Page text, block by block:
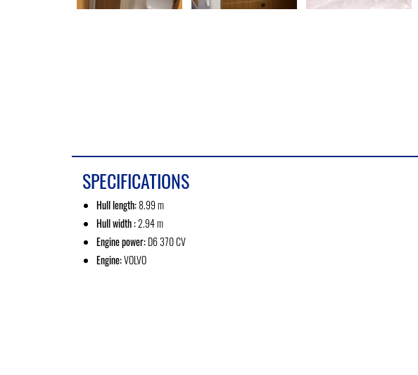
SPECIFICATIONS
Hull length:8.99 m
Hull width :2.94 m
Engine power:D6 370 CV
Engine:VOLVO